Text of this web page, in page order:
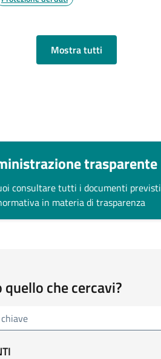
Mostra tutti
trasparente
consultare tutti i documenti previsti
in materia di trasparenza
che cercavi?